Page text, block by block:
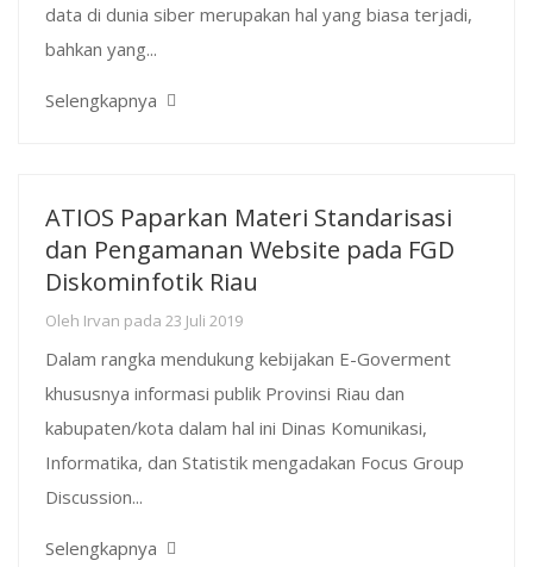
data di dunia siber merupakan hal yang biasa terjadi,
bahkan yang...
Selengkapnya
ATIOS Paparkan Materi Standarisasi
dan Pengamanan Website pada FGD
Diskominfotik Riau
Oleh Irvan pada 23 Juli 2019
Dalam rangka mendukung kebijakan E-Goverment
khususnya informasi publik Provinsi Riau dan
kabupaten/kota dalam hal ini Dinas Komunikasi,
Informatika, dan Statistik mengadakan Focus Group
Discussion...
Selengkapnya